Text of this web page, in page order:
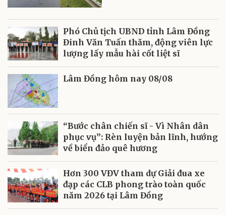
Phó Chủ tịch UBND tỉnh Lâm Đồng
Đinh Văn Tuấn thăm, động viên lực
lượng lấy mẫu hài cốt liệt sĩ
Lâm Đồng hôm nay 08/08
“Bước chân chiến sĩ - Vì Nhân dân
phục vụ”: Rèn luyện bản lĩnh, hướng
về biển đảo quê hương
Hơn 300 VĐV tham dự Giải đua xe
đạp các CLB phong trào toàn quốc
năm 2026 tại Lâm Đồng